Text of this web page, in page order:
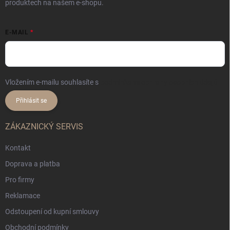
produktech na našem e-shopu.
E-MAIL
Vložením e-mailu souhlasíte s
Přihlásit se
ZÁKAZNICKÝ SERVIS
Kontakt
Doprava a platba
Pro firmy
Reklamace
Odstoupení od kupní smlouvy
Obchodní podmínky